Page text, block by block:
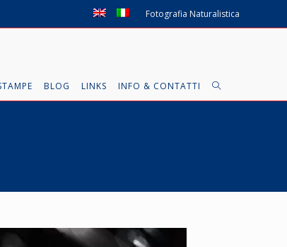
Fotografia Naturalistica
BLOG LINKS INFO & CONTATTI